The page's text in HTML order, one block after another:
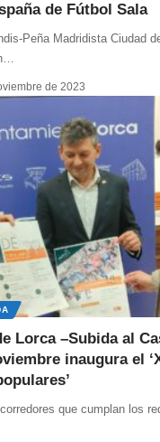
de Fútbol Sala
Peña Madridista Ciudad
…
de 2023
Lorca –Subida al
inaugura el
que cumplan los